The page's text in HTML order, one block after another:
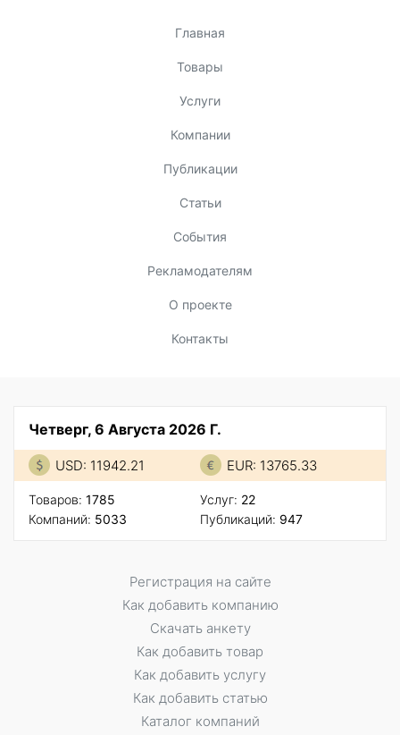
Главная
Товары
Услуги
Компании
Публикации
Статьи
События
Рекламодателям
О проекте
Контакты
Четверг, 6 Августа 2026 Г.
USD: 11942.21 EUR: 13765.33
Товаров: 1785
Компаний: 5033
Услуг: 22
Публикаций: 947
Регистрация на сайте
Как добавить компанию
Скачать анкету
Как добавить товар
Как добавить услугу
Как добавить статью
Каталог компаний